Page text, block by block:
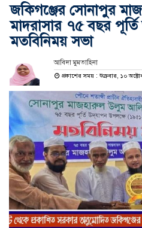
জকিগঞ্জের সোনাপুর
মাদরাসার ৭৫ বছর
মতবিনিময় সভা
আবিদা মুমতাহিনা
প্রকাশের সময় : শুক্রবার, ১০